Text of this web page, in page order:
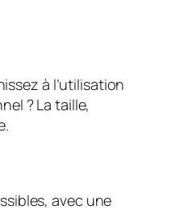
à l’utilisation
? La taille,
avec une